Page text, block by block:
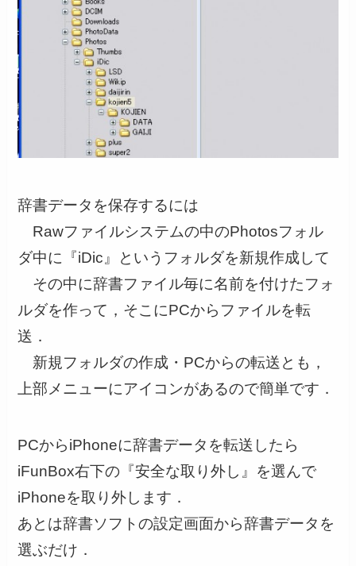
辞書データを保存するには
Rawファイルシステムの中のPhotosフォル
ダ中に『iDic』というフォルダを新規作成して
その中に辞書ファイル毎に名前を付けたフォ
ルダを作って，そこにPCからファイルを転
送．
新規フォルダの作成・PCからの転送とも，
上部メニューにアイコンがあるので簡単です．
PCからiPhoneに辞書データを転送したら
iFunBox右下の『安全な取り外し』を選んで
iPhoneを取り外します．
あとは辞書ソフトの設定画面から辞書データを
選ぶだけ．